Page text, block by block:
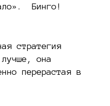
Бинго!
стратегия
она
перерастая в